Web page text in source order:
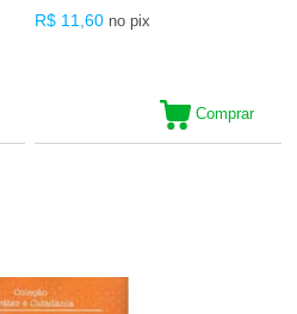
R$ 11,60 no pix
Comprar